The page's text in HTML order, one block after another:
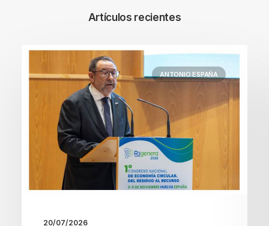
Artículos recientes
ANTONIO ESPAÑA
20/07/2026